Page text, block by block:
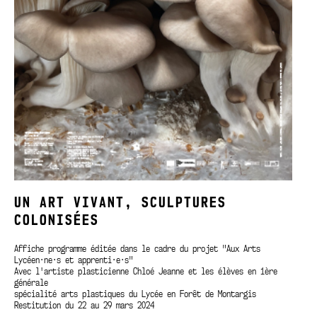
UN ART VIVANT, SCULPTURES
COLONISÉES
Affiche programme éditée dans le cadre du projet "Aux Arts
Lycéen·ne·s et apprenti·e·s"
Avec l'artiste plasticienne Chloé Jeanne et les élèves en 1ère
générale
spécialité arts plastiques du Lycée en Forêt de Montargis
Restitution du 22 au 29 mars 2024